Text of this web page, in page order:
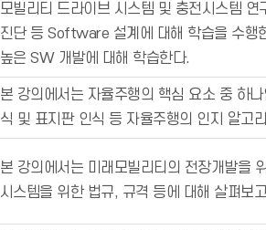
모빌리티 드라이브 시스템 및 충전시스템
진단 등 Software 설계에 대해 학습을 수
높은 SW 개발에 대해 학습한다.
본 강의에서는 자율주행의 핵심 요소 중 하
식 및 표지판 인식 등 자율주행의 인지 알고
본 강의에서는 미래모빌리티의 전장개발을
시스템을 위한 법규, 규격 등에 대해 살펴보